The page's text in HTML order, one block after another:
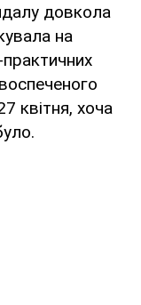
довкола
на
квітня, хоча